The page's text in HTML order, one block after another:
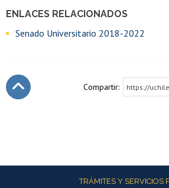
ENLACES RELACIONADOS
Senado Universitario 2018-2022
Compartir: https://
Más informaciónTRÁMITES Y SERVICIOS